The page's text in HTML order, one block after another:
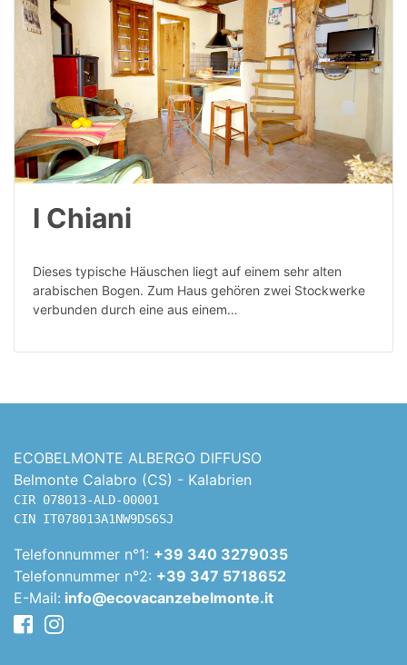
I Chiani
Dieses typische Häuschen liegt auf einem sehr alten
arabischen Bogen. Zum Haus gehören zwei Stockwerke
verbunden durch eine aus einem…
ECOBELMONTE ALBERGO DIFFUSO
Belmonte Calabro (CS) - Kalabrien
CIR 078013-ALD-00001
CIN IT078013A1NW9DS6SJ
Telefonnummer n°1: +39 340 3279035
Telefonnummer n°2: +39 347 5718652
E-Mail: info@ecovacanzebelmonte.it